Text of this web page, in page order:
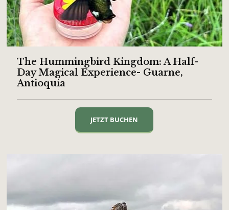
The Hummingbird Kingdom: A Half-
Day Magical Experience- Guarne,
Antioquia
JETZT BUCHEN